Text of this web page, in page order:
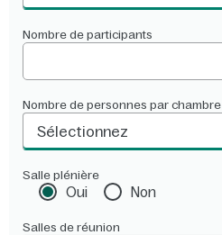
Nombre de participants
Nombre de personnes par chambre
Sélectionnez
Salle plénière
Oui Non
Salles de réunion